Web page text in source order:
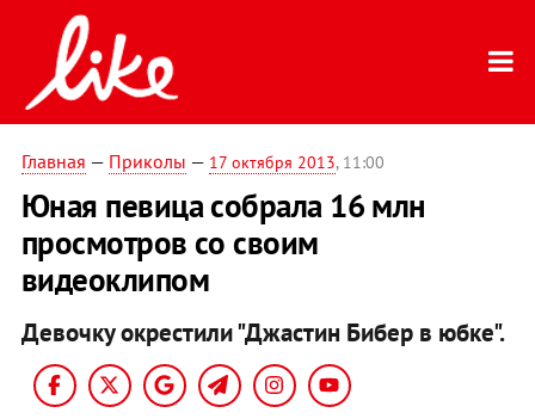
Главная — Приколы — 17 октября 2013, 11:00
Юная певица собрала 16 млн
просмотров со своим
видеоклипом
Девочку окрестили "Джастин Бибер в юбке".